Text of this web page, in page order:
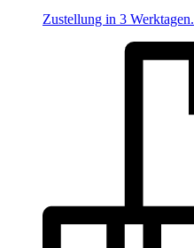
Zustellung in 3 Werktagen.